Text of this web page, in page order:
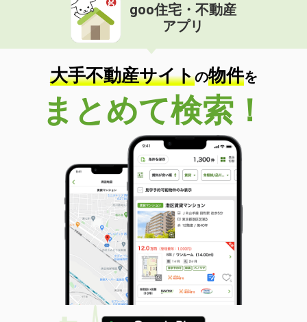
価 格
住 所
千葉県市川市行徳駅前１
専有面積 16.7m²
間取り
ワンルーム
千葉県船橋市東船橋４
価 格
7.90万円
千葉県船橋市東船橋４
28.56m²
間取り
1K
千葉県船橋市前原西４
価 格
13.40万円
住 所
千葉県船橋市前原西４
専有面積 57.56m²
間取り
2LDK
千葉県市川市柏井町２丁目
goo住宅・不動産
アプリ
大手不動産サイトの物件を
まとめて検索！